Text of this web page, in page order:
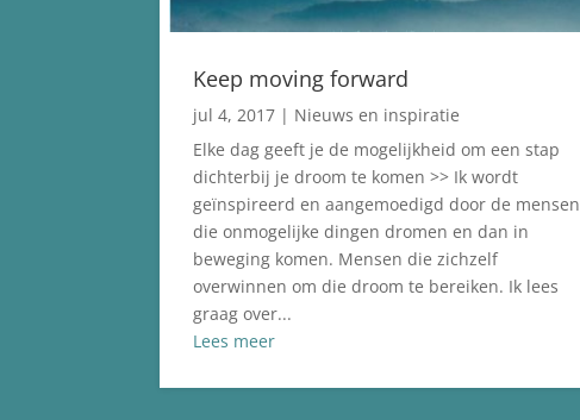
Keep moving forward
jul 4, 2017 | Nieuws en inspiratie
Elke dag geeft je de mogelijkheid om een stap
dichterbij je droom te komen >> Ik wordt
geïnspireerd en aangemoedigd door de mensen
die onmogelijke dingen dromen en dan in
beweging komen. Mensen die zichzelf
overwinnen om die droom te bereiken. Ik lees
graag over...
Lees meer